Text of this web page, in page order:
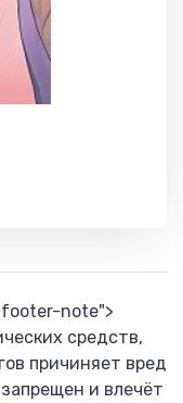
note">
средств,
причиняет вред
и влечёт